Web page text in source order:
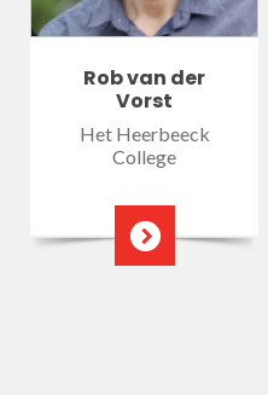
Rob van der
Vorst
Het Heerbeeck
College